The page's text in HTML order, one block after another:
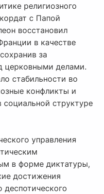
религиозного
с Папой
восстановил
в качестве
за
церковными делами.
стабильности во
конфликты и
социальной структуре
управления
в форме диктатуры,
достижения